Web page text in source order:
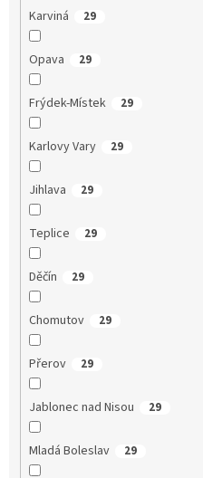
Karviná 29
Opava 29
Frýdek-Místek 29
Karlovy Vary 29
Jihlava 29
Teplice 29
Děčín 29
Chomutov 29
Přerov 29
Jablonec nad Nisou 29
Mladá Boleslav 29